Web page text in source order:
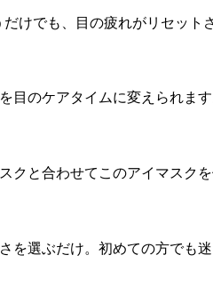
だけでも、目の疲れがリセット
目のケアタイムに変えられま
クと合わせてこのアイマスク
を選ぶだけ。初めての方でも